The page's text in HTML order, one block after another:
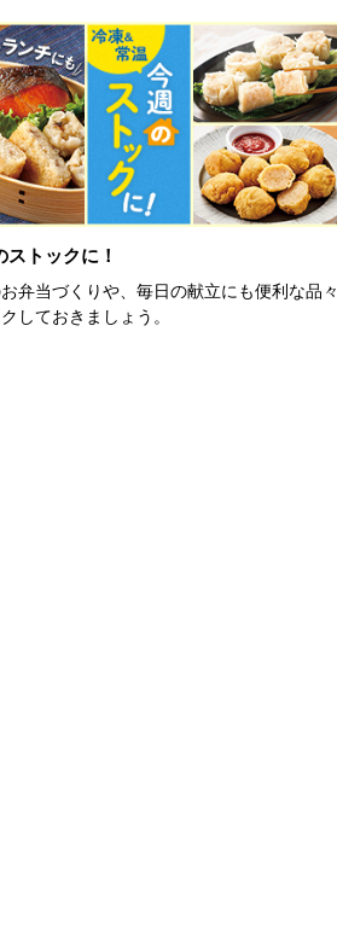
ストックに！
弁当づくりや、毎日の献立にも便利な品々
しておきましょう。